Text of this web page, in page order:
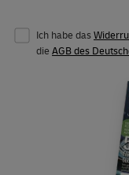
Ich habe das
die AGB des